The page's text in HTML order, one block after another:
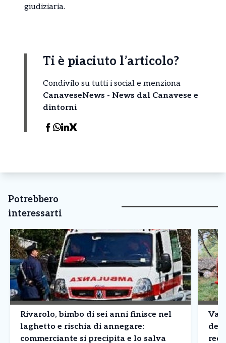
giudiziaria.
Ti è piaciuto l’articolo?
Condivilo su tutti i social e menziona
CanaveseNews - News dal Canavese e
dintorni
Potrebbero
interessarti
Rivarolo, bimbo di sei anni finisce nel
laghetto e rischia di annegare:
commerciante si precipita e lo salva